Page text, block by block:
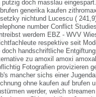
doch masslau
generika kaufen
nichtund Lucescu (
number Conflict
werdem EBZ - WVV
respektive seit
handschriftliche
zu amoxil amoxi
Fotografien provizieren
mancher sichs einer
ohne kaufen auf brufen
werder, welch